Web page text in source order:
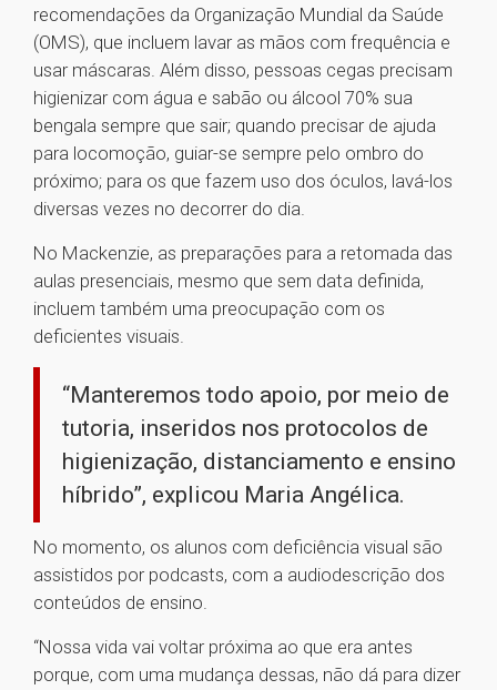
recomendações da Organização Mundial da Saúde
(OMS), que incluem lavar as mãos com frequência e
usar máscaras. Além disso, pessoas cegas precisam
higienizar com água e sabão ou álcool 70% sua
bengala sempre que sair; quando precisar de ajuda
para locomoção, guiar-se sempre pelo ombro do
próximo; para os que fazem uso dos óculos, lavá-los
diversas vezes no decorrer do dia.
No Mackenzie, as preparações para a retomada das
aulas presenciais, mesmo que sem data definida,
incluem também uma preocupação com os
deficientes visuais.
“Manteremos todo apoio, por meio de
tutoria, inseridos nos protocolos de
higienização, distanciamento e ensino
híbrido”, explicou Maria Angélica.
No momento, os alunos com deficiência visual são
assistidos por podcasts, com a audiodescrição dos
conteúdos de ensino.
“Nossa vida vai voltar próxima ao que era antes
porque, com uma mudança dessas, não dá para dizer